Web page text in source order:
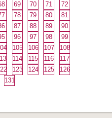
69 70 71
72
78 79 80
81
87 88 89
90
96 97 98
99
105 106 107
108
114 115 116
117
123 124 125
126
131